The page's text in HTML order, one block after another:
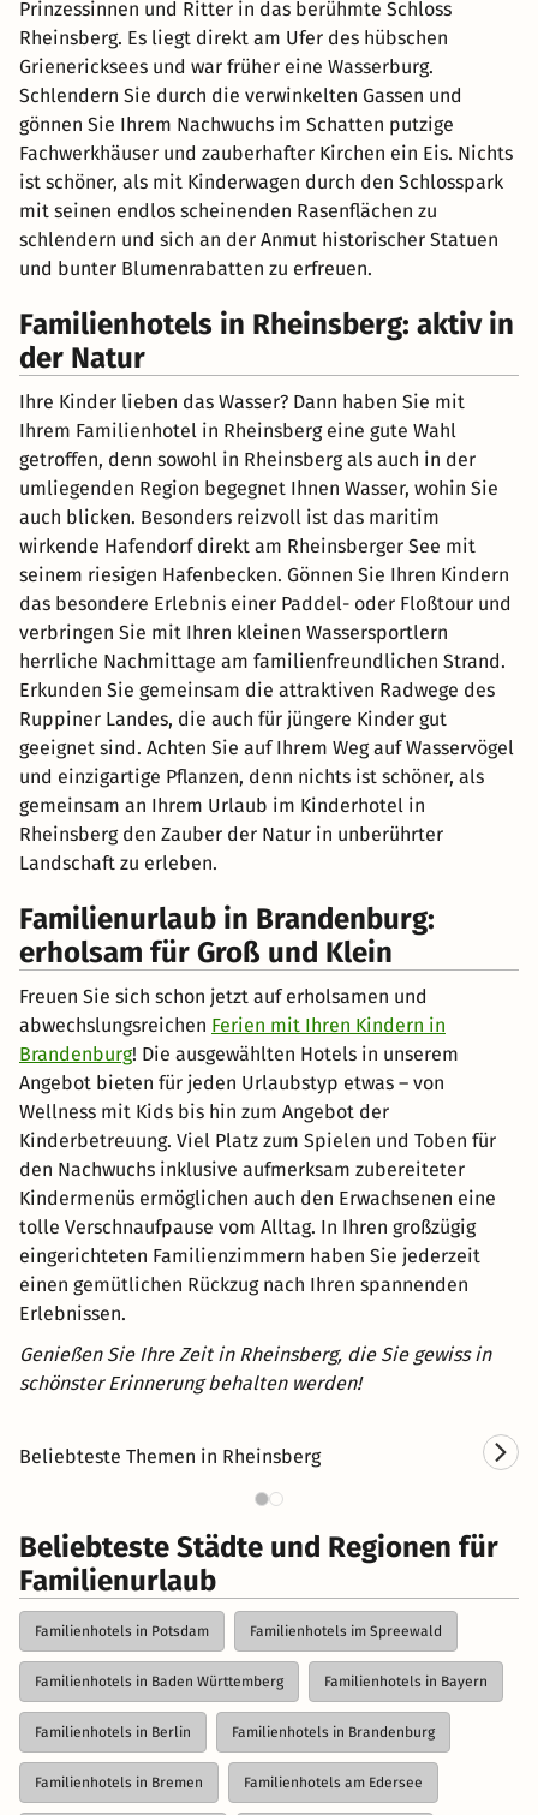
Prinzessinnen und Ritter in das berühmte Schloss
Rheinsberg. Es liegt direkt am Ufer des hübschen
Grienericksees und war früher eine Wasserburg.
Schlendern Sie durch die verwinkelten Gassen und
gönnen Sie Ihrem Nachwuchs im Schatten putzige
Fachwerkhäuser und zauberhafter Kirchen ein Eis. Nichts
ist schöner, als mit Kinderwagen durch den Schlosspark
mit seinen endlos scheinenden Rasenflächen zu
schlendern und sich an der Anmut historischer Statuen
und bunter Blumenrabatten zu erfreuen.
Familienhotels in Rheinsberg: aktiv in
der Natur
Ihre Kinder lieben das Wasser? Dann haben Sie mit
Ihrem Familienhotel in Rheinsberg eine gute Wahl
getroffen, denn sowohl in Rheinsberg als auch in der
umliegenden Region begegnet Ihnen Wasser, wohin Sie
auch blicken. Besonders reizvoll ist das maritim
wirkende Hafendorf direkt am Rheinsberger See mit
seinem riesigen Hafenbecken. Gönnen Sie Ihren Kindern
das besondere Erlebnis einer Paddel- oder Floßtour und
verbringen Sie mit Ihren kleinen Wassersportlern
herrliche Nachmittage am familienfreundlichen Strand.
Erkunden Sie gemeinsam die attraktiven Radwege des
Ruppiner Landes, die auch für jüngere Kinder gut
geeignet sind. Achten Sie auf Ihrem Weg auf Wasservögel
und einzigartige Pflanzen, denn nichts ist schöner, als
gemeinsam an Ihrem Urlaub im Kinderhotel in
Rheinsberg den Zauber der Natur in unberührter
Landschaft zu erleben.
Familienurlaub in Brandenburg:
erholsam für Groß und Klein
Freuen Sie sich schon jetzt auf erholsamen und
abwechslungsreichen Ferien mit Ihren Kindern in
Brandenburg! Die ausgewählten Hotels in unserem
Angebot bieten für jeden Urlaubstyp etwas – von
Wellness mit Kids bis hin zum Angebot der
Kinderbetreuung. Viel Platz zum Spielen und Toben für
den Nachwuchs inklusive aufmerksam zubereiteter
Kindermenüs ermöglichen auch den Erwachsenen eine
tolle Verschnaufpause vom Alltag. In Ihren großzügig
eingerichteten Familienzimmern haben Sie jederzeit
einen gemütlichen Rückzug nach Ihren spannenden
Erlebnissen.
Genießen Sie Ihre Zeit in Rheinsberg, die Sie gewiss in
schönster Erinnerung behalten werden!
Beliebteste Themen in Rheinsberg
Kurzurlaub in Rheinsberg
Beliebteste Städte und Regionen für
Familienurlaub
Familienhotels in Potsdam Familienhotels im Spreewald
Familienhotels in Baden Württemberg Familienhotels in Bayern
Familienhotels in Berlin Familienhotels in Brandenburg
Familienhotels in Bremen Familienhotels am Edersee